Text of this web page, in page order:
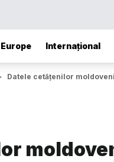
Internațional
Datele cetățenilor